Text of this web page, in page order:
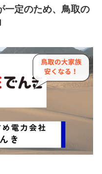
一定のため、鳥取の